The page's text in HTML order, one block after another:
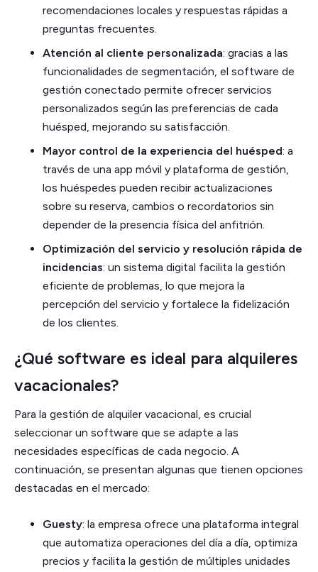
recomendaciones locales y respuestas rápidas a
preguntas frecuentes.
Atención al cliente personalizada: gracias a las
funcionalidades de segmentación, el software de
gestión conectado permite ofrecer servicios
personalizados según las preferencias de cada
huésped, mejorando su satisfacción.
Mayor control de la experiencia del huésped: a
través de una app móvil y plataforma de gestión,
los huéspedes pueden recibir actualizaciones
sobre su reserva, cambios o recordatorios sin
depender de la presencia física del anfitrión.
Optimización del servicio y resolución rápida de
incidencias: un sistema digital facilita la gestión
eficiente de problemas, lo que mejora la
percepción del servicio y fortalece la fidelización
de los clientes.
¿Qué software es ideal para alquileres
vacacionales?
Para la gestión de alquiler vacacional, es crucial
seleccionar un software que se adapte a las
necesidades específicas de cada negocio. A
continuación, se presentan algunas que tienen opciones
destacadas en el mercado:
Guesty: la empresa ofrece una plataforma integral
que automatiza operaciones del día a día, optimiza
precios y facilita la gestión de múltiples unidades